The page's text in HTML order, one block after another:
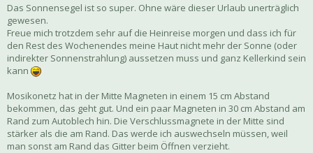
Das Sonnensegel ist so super. Ohne wäre dieser Urlaub unerträglich
gewesen.
Freue mich trotzdem sehr auf die Heinreise morgen und dass ich für
den Rest des Wochenendes meine Haut nicht mehr der Sonne (oder
indirekter Sonnenstrahlung) aussetzen muss und ganz Kellerkind sein
kann
Mosikonetz hat in der Mitte Magneten in einem 15 cm Abstand
bekommen, das geht gut. Und ein paar Magneten in 30 cm Abstand am
Rand zum Autoblech hin. Die Verschlussmagnete in der Mitte sind
stärker als die am Rand. Das werde ich auswechseln müssen, weil
man sonst am Rand das Gitter beim Öffnen verzieht.